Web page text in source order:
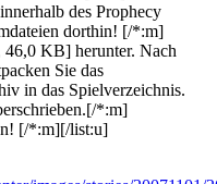
innerhalb des Prophecy
dorthin! [/*:m]
46,0 KB] herunter. Nach
Sie das
in das Spielverzeichnis.
*:m]
[/*:m][/list:u]